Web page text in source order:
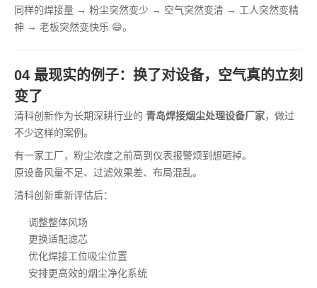
同样的焊接量 → 粉尘突然变少 → 空气突然变清 → 工人突然变精
神 → 老板突然变快乐 😄。
04 最现实的例子：换了对设备，空气真的立刻
变了
清科创新作为长期深耕行业的 青岛焊接烟尘处理设备厂家，做过
不少这样的案例。
有一家工厂，粉尘浓度之前高到仪表报警烦到想砸掉。
原设备风量不足、过滤效果差、布局混乱。
清科创新重新评估后：
调整整体风场
更换适配滤芯
优化焊接工位吸尘位置
安排更高效的烟尘净化系统